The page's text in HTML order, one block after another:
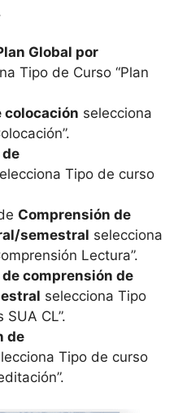
Global por
Tipo de Curso “Plan
colocación selecciona
Tipo de curso
Comprensión de
semestral selecciona
Lectura”.
comprensión de
selecciona Tipo
SUA CL”.
de
Tipo de curso